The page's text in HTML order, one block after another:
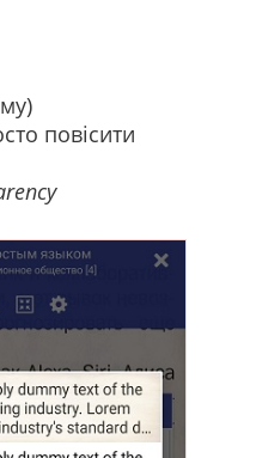
повісити